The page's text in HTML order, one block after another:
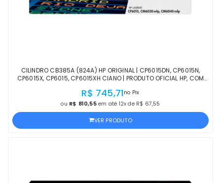
CILINDRO CB385A (824A) HP ORIGINAL | CP6015DN, CP6015N,
CP6015X, CP6015, CP6015XH CIANO | PRODUTO OFICIAL HP, COM
R$ 745,71no Pix
ou R$ 810,55em até 12x de R$ 67,55
VER PRODUTO